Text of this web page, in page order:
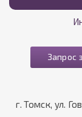
Запрос
г. Томск, ул.